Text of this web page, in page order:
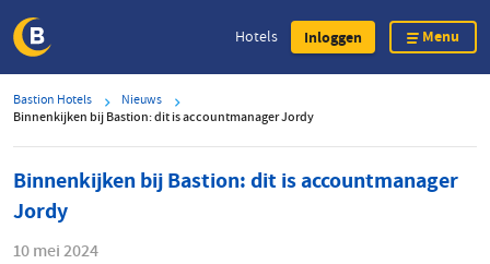
en
naar
de
inhoud
Hotels Inloggen Menu
Bastion Hotels
Nieuws
Binnenkijken bij Bastion: dit is accountmanager Jordy
Binnenkijken bij Bastion: dit is accountmanager
Jordy
10 mei 2024